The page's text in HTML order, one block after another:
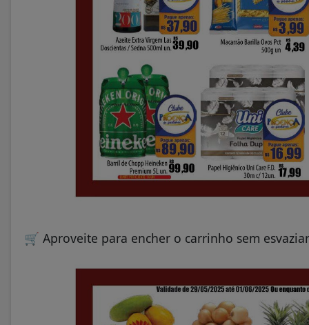
🛒 Aproveite para encher o carrinho sem